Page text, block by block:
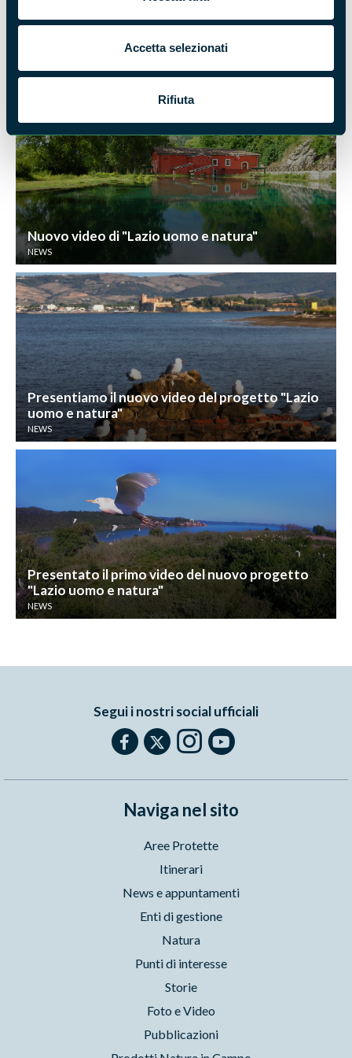
Accetta selezionati
Rifiuta
Pubblicata la nuova videoguida della Riserva
NEWS
Nuovo video di "Lazio uomo e natura"
NEWS
Presentiamo il nuovo video del progetto "Lazio
uomo e natura"
NEWS
Presentato il primo video del nuovo progetto
"Lazio uomo e natura"
NEWS
Segui i nostri social ufficiali
Naviga nel sito
Aree Protette
Itinerari
News e appuntamenti
Enti di gestione
Natura
Punti di interesse
Storie
Foto e Video
Pubblicazioni